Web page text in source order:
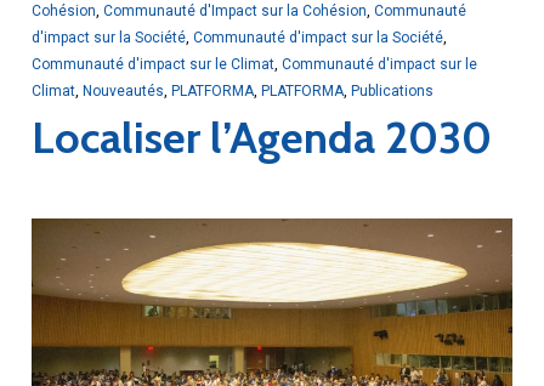
Cohésion Communauté d'Impact sur la Cohésion Communauté
d'impact sur la Société, Communauté d'impact sur la Société,
Communauté d'impact sur le Climat, Communauté d'impact sur le
Climat, Nouveautés PLATFORMA, PLATFORMA, Publications
Localiser l’Agenda 2030